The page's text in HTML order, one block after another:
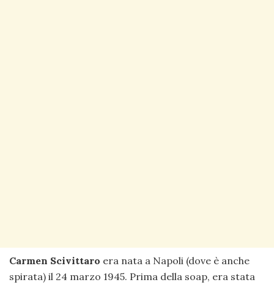
Carmen Scivittaro era nata a Napoli (dove è anche
spirata) il 24 marzo 1945. Prima della soap, era stata